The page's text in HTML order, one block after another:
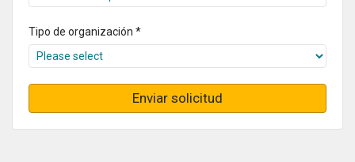
Tipo de organización *
Enviar solicitud